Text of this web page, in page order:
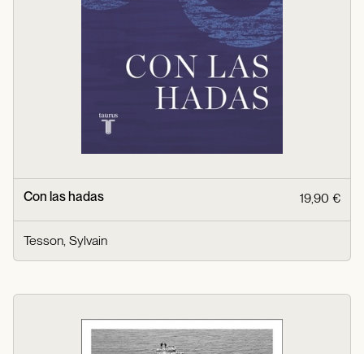
Con las hadas 19,90 €
Tesson, Sylvain